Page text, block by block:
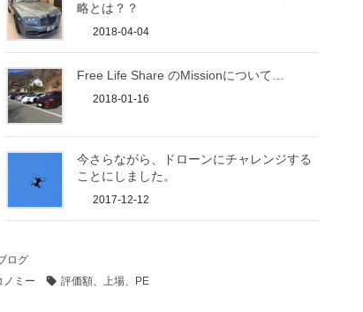
略とは？？
2018-04-04
Free Life Share のMissionについて…
2018-01-16
今さらながら、ドローンにチャレンジする
ことにしました。
2017-12-12
ログ
ノミー 評価額、上場、PE